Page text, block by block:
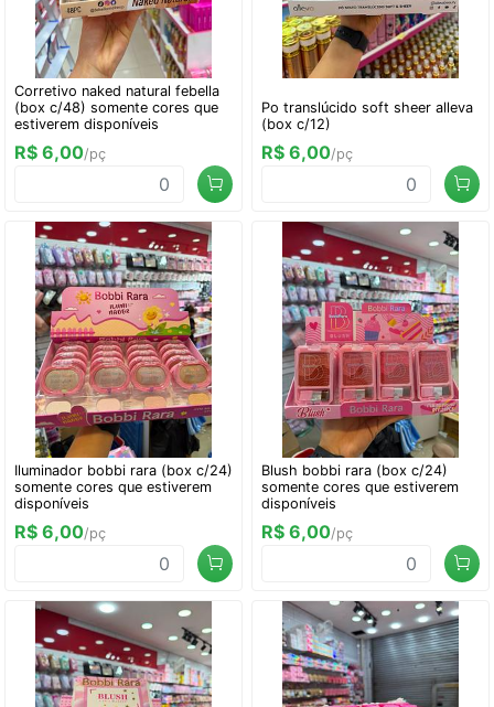
Corretivo naked natural febella
(box c/48) somente cores que
estiverem disponíveis
R$ 6,00/pç
Po translúcido soft sheer alleva
(box c/12)
R$ 6,00/pç
Iluminador bobbi rara (box c/24)
somente cores que estiverem
disponíveis
R$ 6,00/pç
Blush bobbi rara (box c/24)
somente cores que estiverem
disponíveis
R$ 6,00/pç